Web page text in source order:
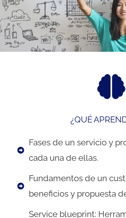
¿QUÉ
Fases de un servicio y
cada una de ellas.
Fundamentos de un
beneficios y propuesta
Service blueprint: